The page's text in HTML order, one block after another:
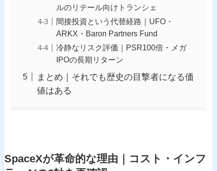
ルのリテール向けトランシェ
間接投資という代替経路｜UFO・
ARKX・Baron Partners Fund
冷静なリスク評価｜PSR100倍・メガ
IPOの長期リターン
まとめ｜それでも歴史の目撃者になる価
値はある
SpaceXが革命的な理由｜コスト・インフ